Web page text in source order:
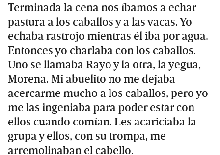
Terminada la cena nos íbamos a echar
pastura a los caballos y a las vacas. Yo
echaba rastrojo mientras él iba por agua.
Entonces yo charlaba con los caballos.
Uno se llamaba Rayo y la otra, la yegua,
Morena. Mi abuelito no me dejaba
acercarme mucho a los caballos, pero yo
me las ingeniaba para poder estar con
ellos cuando comían. Les acariciaba la
grupa y ellos, con su trompa, me
arremolinaban el cabello.